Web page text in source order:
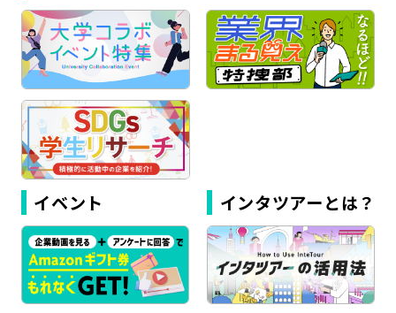
イベント インタツアーとは？